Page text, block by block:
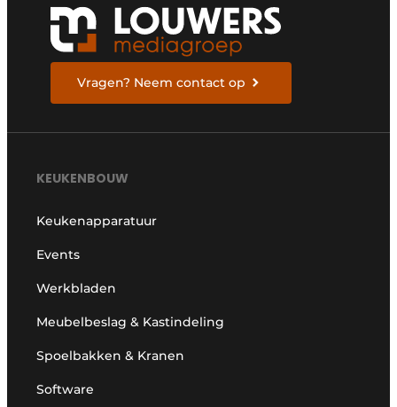
Vragen? Neem contact op
KEUKENBOUW
Keukenapparatuur
Events
Werkbladen
Meubelbeslag & Kastindeling
Spoelbakken & Kranen
Software